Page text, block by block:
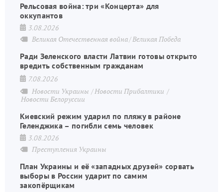
Рельсовая война: три «Концерта» для
оккупантов
3.08.2026
Великая Отечественная война Великая Победа
Ради Зеленского власти Латвии готовы открыто
вредить собственным гражданам
7.08.2026
Новости Украины
Новости Прибалтики
Новости Белоруссии
Киевский режим ударил по пляжу в районе
Геленджика – погибли семь человек
3.08.2026
Преступления Украины
План Украины и её «западных друзей» сорвать
выборы в России ударит по самим
закопёрщикам